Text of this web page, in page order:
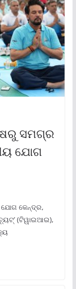
ସମଗ୍ର
ଯୋଗ
କେନ୍ଦ୍ର,
(ଟିୱାଇଆଇ),